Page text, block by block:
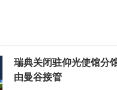
瑞典关闭驻仰光使馆分
由曼谷接管